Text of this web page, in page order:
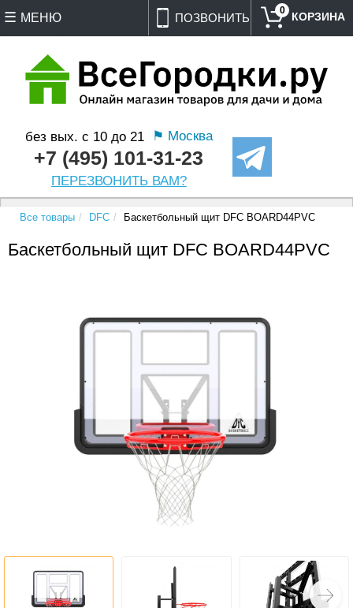
ПОЗВОНИТЬ
без вых. с 10 до 21 ⚑ Москва
+7 (495) 101-31-23
ПЕРЕЗВОНИТЬ ВАМ?
0
МЕНЮ
Все товары DFC Баскетбольный щит DFC BOARD44PVC
Баскетбольный щит DFC BOARD44PVC